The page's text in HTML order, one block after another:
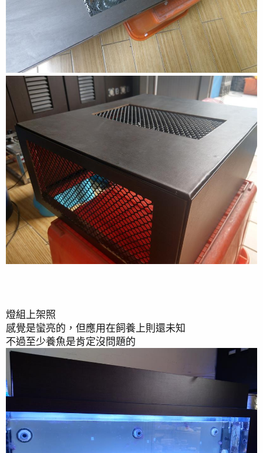
燈組上架照
感覺是蠻亮的，但應用在飼養上則還未知
不過至少養魚是肯定沒問題的